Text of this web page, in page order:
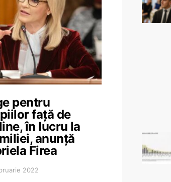
pentru
față de
în lucru la
anunță
Firea
2022